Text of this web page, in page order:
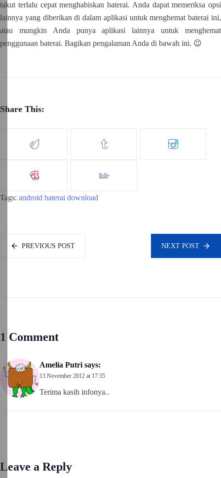
takut terlalu cepat menghabiskan baterai. Anda dapat memeriksa opsi
lainnya yang diberikan di dalam aplikasi untuk menghemat baterai ini,
atau mungkin Anda punya aplikasi lainnya untuk menghemat
penggunaan baterai. Bagikan pengalaman Anda di bawah ini. 😉
Share This:
Tags: android baterai download
PREVIOUS POST NEXT POST
1 Comment
Amelia Putri says:
13 November 2012 at 17:35
Terima kasih infonya..
Leave a Reply